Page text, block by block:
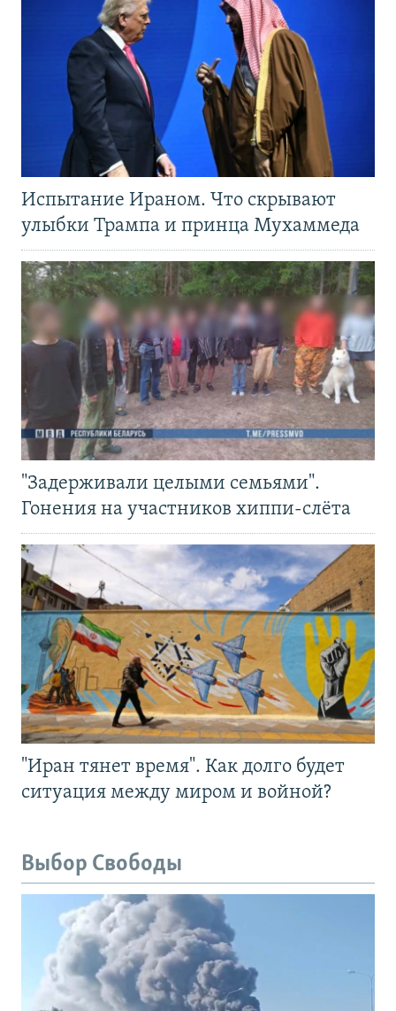
Испытание Ираном. Что скрывают
улыбки Трампа и принца Мухаммеда
"Задерживали целыми семьями".
Гонения на участников хиппи-слёта
"Иран тянет время". Как долго будет
ситуация между миром и войной?
Выбор Свободы